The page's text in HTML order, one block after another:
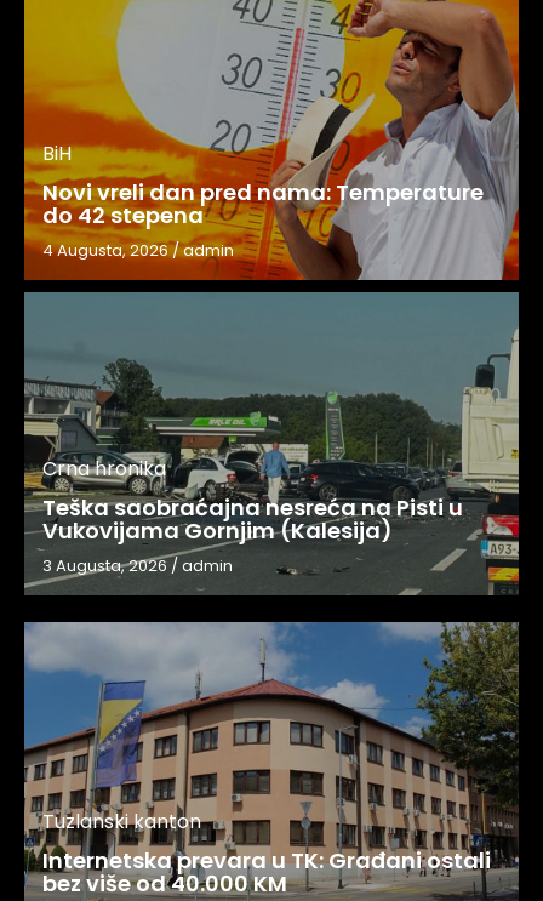
BiH
Novi vreli dan pred nama: Temperature
do 42 stepena
4 Augusta, 2026/admin
Crna hronika
Teška saobraćajna nesreća na Pisti u
Vukovijama Gornjim (Kalesija)
3 Augusta, 2026/admin
Tuzlanski kanton
Internetska prevara u TK: Građani ostali
bez više od 40.000 KM